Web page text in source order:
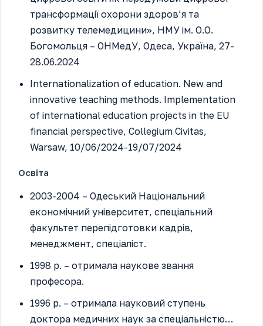
трансформації охорони здоров’я та
розвитку телемедицини», НМУ ім. О.О.
Богомольця – ОНМедУ, Одеса, Україна, 27-
28.06.2024
Internationalization of education. New and
innovative teaching methods. Implementation
of international education projects in the EU
financial perspective, Collegium Civitas,
Warsaw, 10/06/2024-19/07/2024
Освіта
2003-2004 – Одеський Національний
економічний університет, спеціальний
факультет перепідготовки кадрів,
менеджмент, спеціаліст.
1998 р. – отримала наукове звання
професора.
1996 р. – отримала науковий ступень
доктора медичних наук за спеціальністю…